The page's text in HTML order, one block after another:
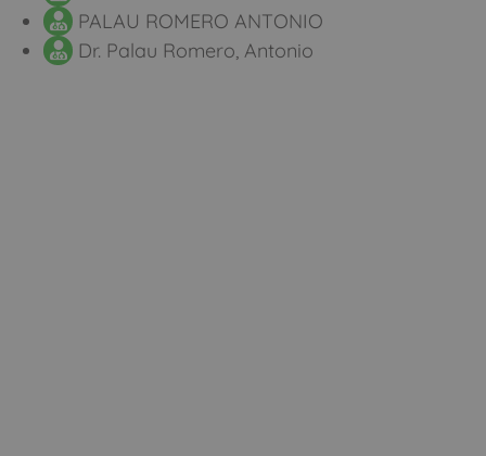
PALAU ROMERO ANTONIO
Dr. Palau Romero, Antonio